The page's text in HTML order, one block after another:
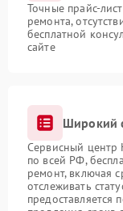
Точные прайс-
ремонта,
бесплатной
сайте
Широкий
Сервисный центр
по всей РФ,
ремонт, включая
отслеживать
предоставляется